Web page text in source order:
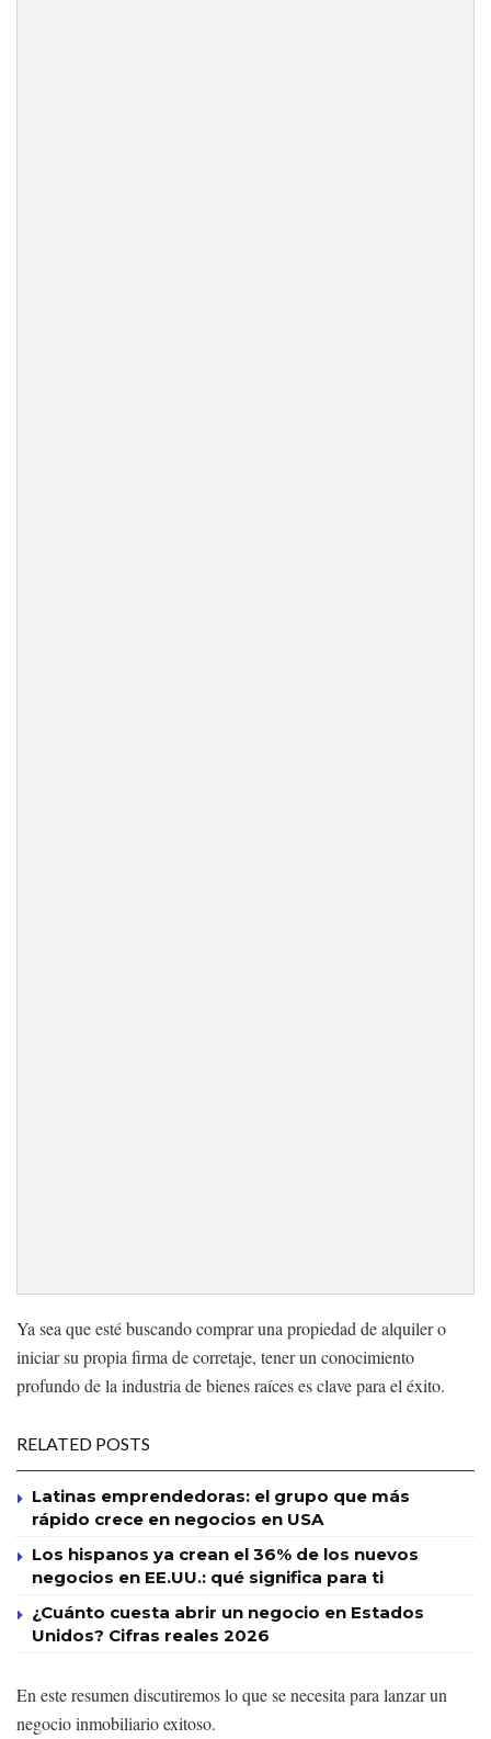
Ya sea que esté buscando comprar una propiedad de alquiler o
iniciar su propia firma de corretaje, tener un conocimiento
profundo de la industria de bienes raíces es clave para el éxito.
RELATED POSTS
Latinas emprendedoras: el grupo que más
rápido crece en negocios en USA
Los hispanos ya crean el 36% de los nuevos
negocios en EE.UU.: qué significa para ti
¿Cuánto cuesta abrir un negocio en Estados
Unidos? Cifras reales 2026
En este resumen discutiremos lo que se necesita para lanzar un
negocio inmobiliario exitoso.